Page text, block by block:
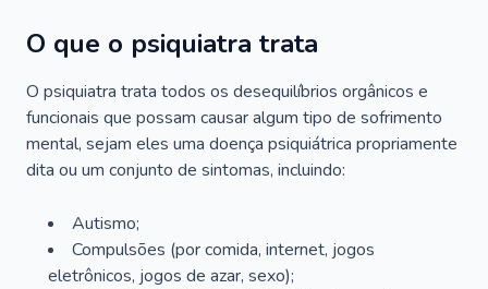
O que o psiquiatra trata
O psiquiatra trata todos os desequilíbrios orgânicos e
funcionais que possam causar algum tipo de sofrimento
mental, sejam eles uma doença psiquiátrica propriamente
dita ou um conjunto de sintomas, incluindo:
Autismo;
Compulsões (por comida, internet, jogos
eletrônicos, jogos de azar, sexo);